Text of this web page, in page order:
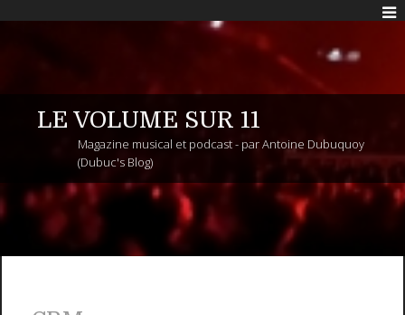
LE VOLUME SUR 11
Magazine musical et podcast - par Antoine Dubuquoy
(Dubuc's Blog)